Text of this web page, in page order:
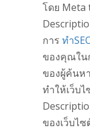
โดย
การ ทำ
ของคุณใน
ของผู้ค้นห
ทำให้เว็บ
ของเว็บไ